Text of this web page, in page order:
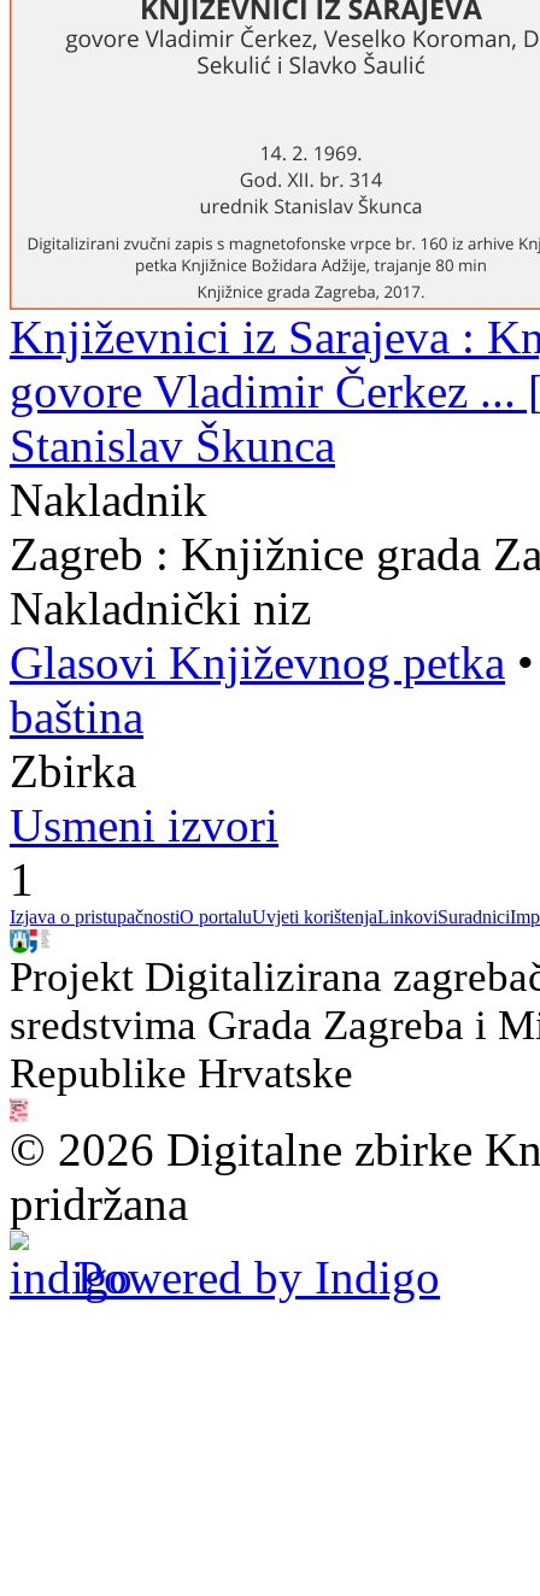
Književnici iz Sarajeva :
govore Vladimir Čerkez
Stanislav Škunca
Nakladnik
Zagreb : Knjižnice grada
Nakladnički niz
Glasovi Književnog petka
baština
Zbirka
Usmeni izvori
1
Izjava o pristupačnostiO portaluUvjeti korištenjaLinkoviSuradnici
Projekt Digitalizirana
sredstvima Grada Zagreba i
Republike Hrvatske
© 2026 Digitalne zbirke
pridržana
Powered by Indigo